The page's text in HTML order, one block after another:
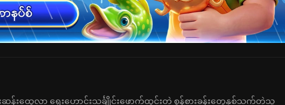
န်းထွေလာ ရှေးဟောင်းသင်္ချိုင်းဖောက်ထွင်းတဲ့ စွန့်စားခန်းတွေနှစ်သက်တဲ့သူ